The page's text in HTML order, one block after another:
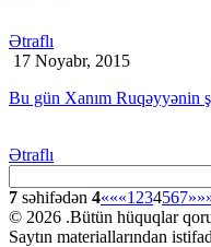
Ətraflı
17 Noyabr, 2015
Bu gün Xanım Ruqəyyənin
Ətraflı
7 səhifədən 4«««1234567»
© 2026 .Bütün hüquqlar
Saytın materiallarından